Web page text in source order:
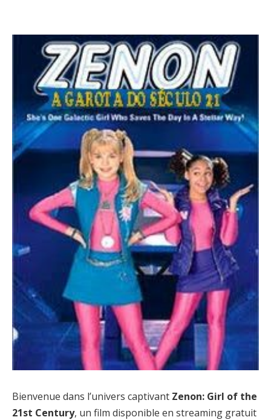
Bienvenue dans l’univers captivant Zenon: Girl of the
21st Century, un film disponible en streaming gratuit